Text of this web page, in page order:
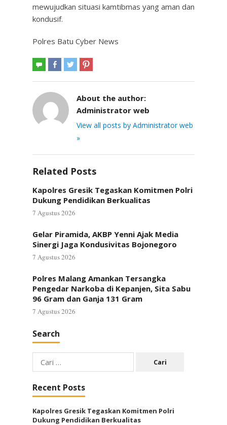
mewujudkan situasi kamtibmas yang aman dan
kondusif.
Polres Batu Cyber News
About the author:
Administrator web
View all posts by Administrator web
»
Related Posts
Kapolres Gresik Tegaskan Komitmen Polri
Dukung Pendidikan Berkualitas
7 Agustus 2026
Gelar Piramida, AKBP Yenni Ajak Media
Sinergi Jaga Kondusivitas Bojonegoro
7 Agustus 2026
Polres Malang Amankan Tersangka
Pengedar Narkoba di Kepanjen, Sita Sabu
96 Gram dan Ganja 131 Gram
7 Agustus 2026
Search
Cari
untuk:
Recent Posts
Kapolres Gresik Tegaskan Komitmen Polri
Dukung Pendidikan Berkualitas